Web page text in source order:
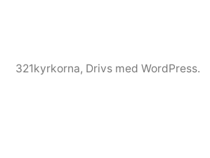
321kyrkorna, Drivs med WordPress.